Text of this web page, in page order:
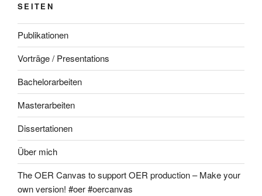
SEITEN
Publikationen
Vorträge / Presentations
Bachelorarbeiten
Masterarbeiten
Dissertationen
Über mich
The OER Canvas to support OER production – Make your
own version! #oer #oercanvas